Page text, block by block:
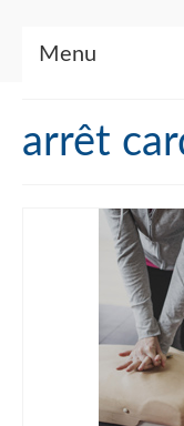
Menu
Qui sommes-
Accéder à
arrêt